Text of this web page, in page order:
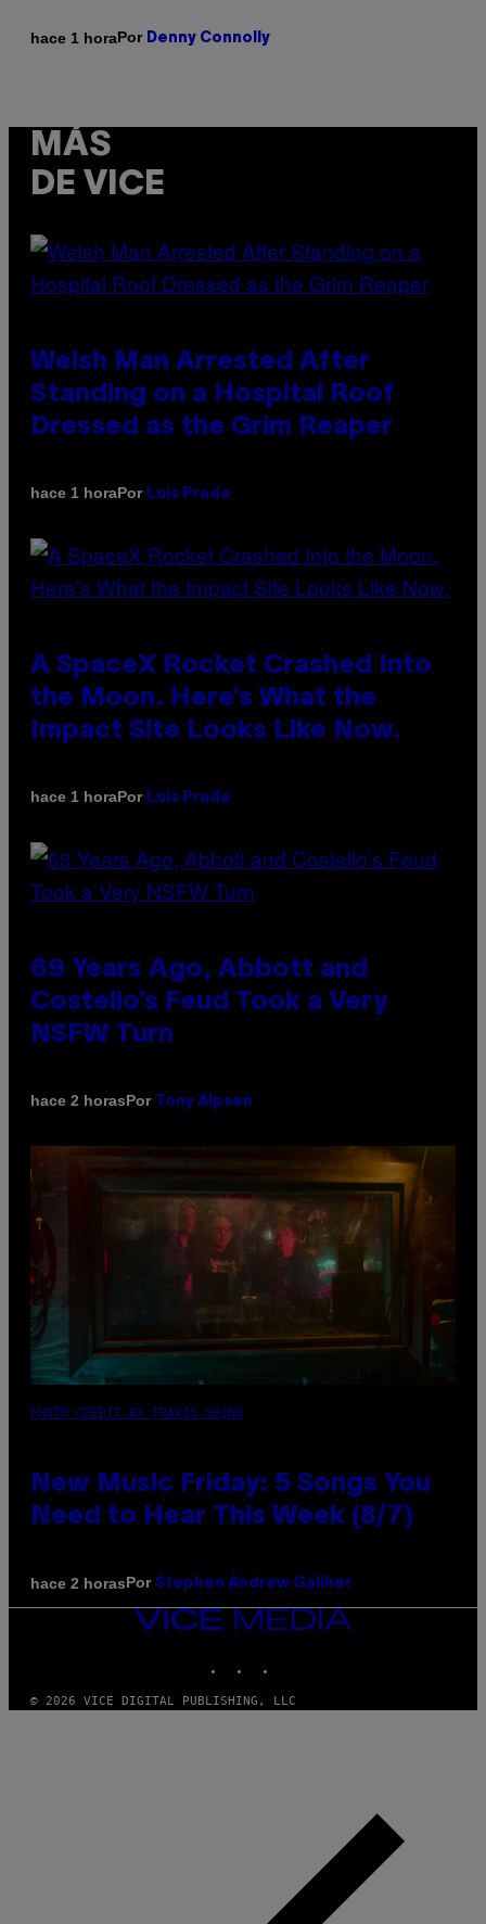
hace 1 horaPor Denny Connolly
MÁS
DE VICE
Welsh Man Arrested After
Standing on a Hospital Roof
Dressed as the Grim Reaper
hace 1 horaPor Luis Prada
A SpaceX Rocket Crashed Into
the Moon. Here’s What the
Impact Site Looks Like Now.
hace 1 horaPor Luis Prada
69 Years Ago, Abbott and
Costello’s Feud Took a Very
NSFW Turn
hace 2 horasPor Tony Alpsen
PHOTO CREDIT BY TRAVIS SHINN
New Music Friday: 5 Songs You
Need to Hear This Week (8/7)
hace 2 horasPor Stephen Andrew Galiher
VICE
© 2026 VICE DIGITAL PUBLISHING, LLC